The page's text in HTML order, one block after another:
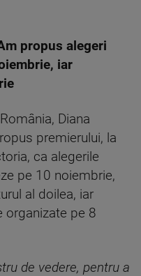
propus alegeri
iar
Diana
premierului, la
ca alegerile
pe 10 noiembrie,
al doilea, iar
organizate pe 8
de vedere, pentru a